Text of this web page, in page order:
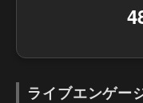
ライブエンゲー